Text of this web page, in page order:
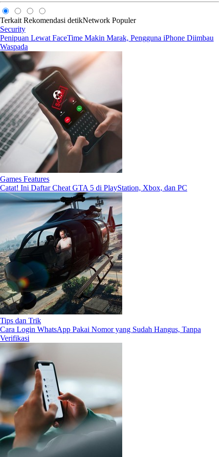
Terkait Rekomendasi detikNetwork Populer
Security
Penipuan Lewat FaceTime Makin Marak, Pengguna iPhone Diimbau
Waspada
Games Features
Catat! Ini Daftar Cheat GTA 5 di PlayStation, Xbox, dan PC
Tips dan Trik
Cara Login WhatsApp Pakai Nomor yang Sudah Hangus, Tanpa
Verifikasi